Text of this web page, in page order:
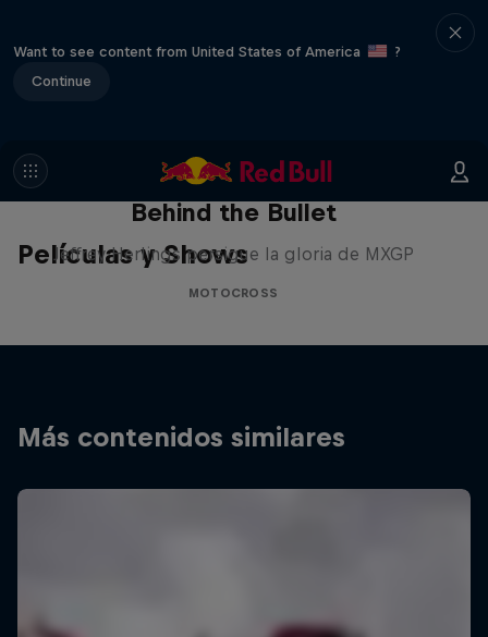
Want to see content from United States of America
?
Continue
Películas y Shows
Behind the Bullet
Jeffrey Herlings persigue la gloria de MXGP
MOTOCROSS
Más contenidos similares